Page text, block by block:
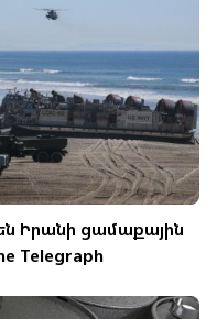
Իրանի ցամաքային
Telegraph